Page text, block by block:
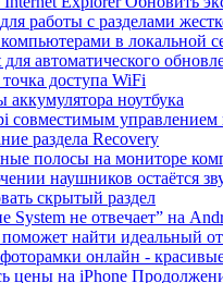
работы с разделами
в локальной
автоматического
доступа WiFi
ноутбука
совместимым
раздела Recovery
полосы на мониторе
наушников остаётся
скрытый раздел
System не отвечает” на
поможет найти идеальный
онлайн -
цены на iPhone